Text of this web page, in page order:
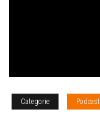
Categorie Podcast